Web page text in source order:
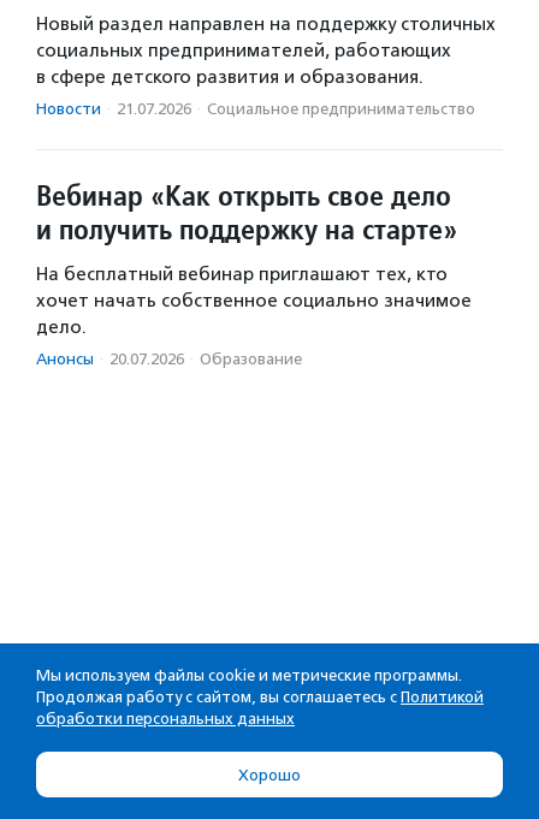
Новый раздел направлен на поддержку столичных
социальных предпринимателей, работающих
в сфере детского развития и образования.
Новости · 21.07.2026 · Социальное предпри­нима­тель­ство
Вебинар «Как открыть свое дело
и получить поддержку на старте»
На бесплатный вебинар приглашают тех, кто
хочет начать собственное социально значимое
дело.
Анонсы · 20.07.2026 · Образование
Мы используем файлы cookie и метрические программы.
Продолжая работу с сайтом, вы соглашаетесь с Политикой
обработки персональных данных
Хорошо